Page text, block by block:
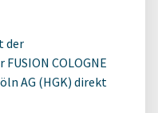
der
COLOGNE
AG (HGK) direkt